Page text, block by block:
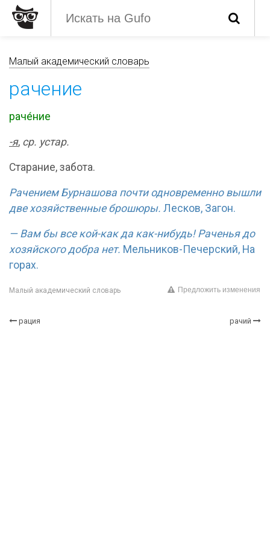
Малый академический словарь
рачение
раче́ние
-я, ср. устар.
Старание, забота.
Рачением Бурнашова почти одновременно вышли
две хозяйственные брошюры. Лесков, Загон.
— Вам бы все кой-как да как-нибудь! Раченья до
хозяйского добра нет. Мельников-Печерский, На
горах.
Малый академический словарь Предложить изменения
рация рачий